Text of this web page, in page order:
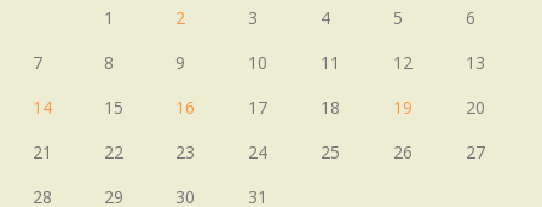
1
2 3 4 5
6
7
8 9 10 11 12
13
14
15 16 17 18 19
20
21
22 23 24 25 26
27
28
29 30 31